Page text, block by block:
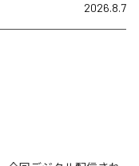
2026.8.7